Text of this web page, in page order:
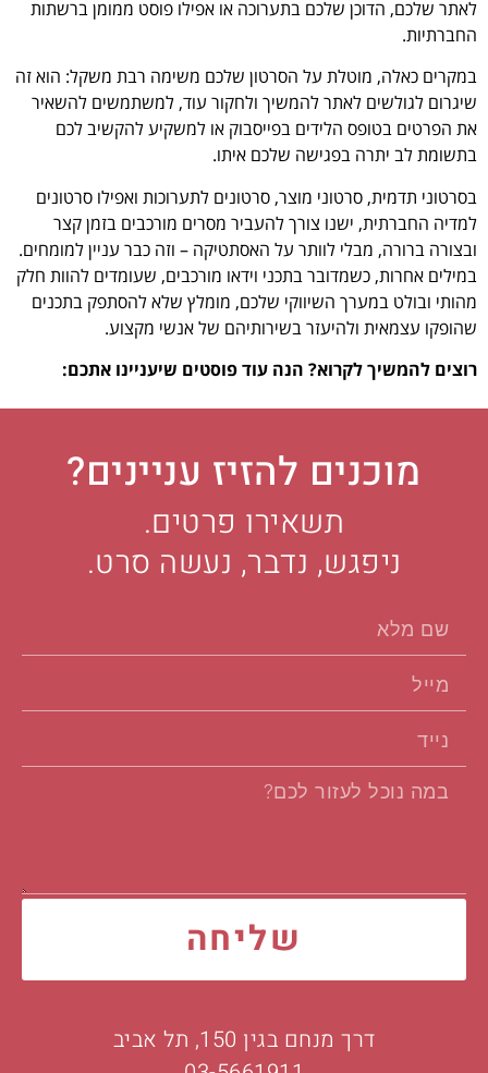
לאתר שלכם, הדוכן שלכם בתערוכה או אפילו פוסט ממומן ברשתות
החברתיות.
במקרים כאלה, מוטלת על הסרטון שלכם משימה רבת משקל: הוא זה
שיגרום לגולשים לאתר להמשיך ולחקור עוד, למשתמשים להשאיר
את הפרטים בטופס הלידים בפייסבוק או למשקיע להקשיב לכם
בתשומת לב יתרה בפגישה שלכם איתו.
בסרטוני תדמית, סרטוני מוצר, סרטונים לתערוכות ואפילו סרטונים
למדיה החברתית, ישנו צורך להעביר מסרים מורכבים בזמן קצר
ובצורה ברורה, מבלי לוותר על האסתטיקה – וזה כבר עניין למומחים.
במילים אחרות, כשמדובר בתכני וידאו מורכבים, שעומדים להוות חלק
מהותי ובולט במערך השיווקי שלכם, מומלץ שלא להסתפק בתכנים
שהופקו עצמאית ולהיעזר בשירותיהם של אנשי מקצוע.
רוצים להמשיך לקרוא? הנה עוד פוסטים שיעניינו אתכם:
מוכנים להזיז עניינים?
תשאירו פרטים.
ניפגש, נדבר, נעשה סרט.
שליחה
דרך מנחם בגין 150, תל אביב